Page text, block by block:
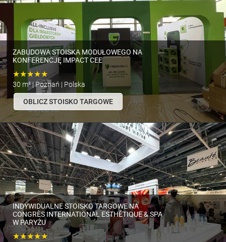
ZABUDOWA STOISKA MODUŁOWEGO NA
KONFERENCJĘ IMPACT CEE
★★★★★
30 m² | Poznań | Polska
OBLICZ STOISKO TARGOWE
INDYWIDUALNE STOISKO TARGOWE NA
CONGRÈS INTERNATIONAL ESTHÉTIQUE & SPA
W PARYŻU
★★★★★